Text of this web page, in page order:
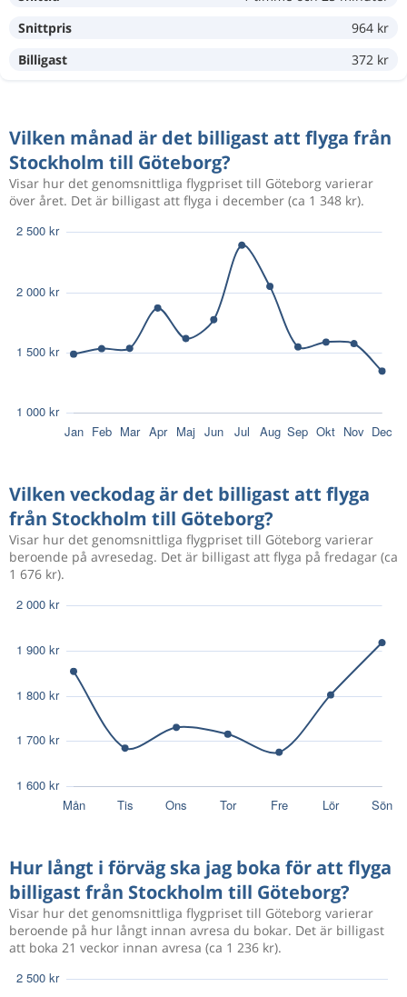
Aug 10 902 kr
Aug 13 StockholmGöteborg 952 kr
Aug 9
Göteborg 902 kr
550 kr
Aug 23 StockholmGöteborg 611 kr
Nov 2 StockholmGöteborg
Göteborg Stockholm
Snittpris
964 kr
Billigast
372 kr
Vilken månad är det billigast att flyga från
Stockholm till Göteborg?
Visar hur det genomsnittliga flygpriset till Göteborg varierar
över året. Det är billigast att flyga i december (ca 1 348 kr).
Vilken veckodag är det billigast att flyga
från Stockholm till Göteborg?
Visar hur det genomsnittliga flygpriset till Göteborg varierar
beroende på avresedag. Det är billigast att flyga på fredagar (ca
1 676 kr).
Hur långt i förväg ska jag boka för att flyga
billigast från Stockholm till Göteborg?
Visar hur det genomsnittliga flygpriset till Göteborg varierar
beroende på hur långt innan avresa du bokar. Det är billigast
att boka 21 veckor innan avresa (ca 1 236 kr).